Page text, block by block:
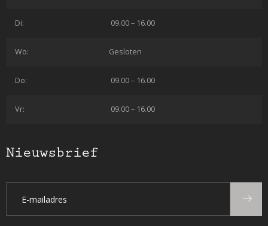
Di: 09.00 – 16.00
Wo: Gesloten
Do: 09.00 – 16.00
Vr: 09.00 – 16.00
Nieuwsbrief